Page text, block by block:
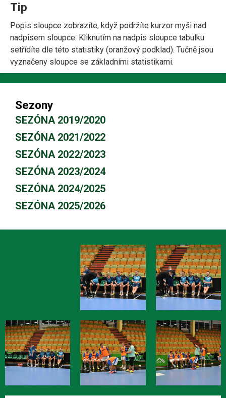
Tip
Popis sloupce zobrazíte, když podržíte kurzor myši nad
nadpisem sloupce. Kliknutím na nadpis sloupce tabulku
setřídíte dle této statistiky (oranžový podklad). Tučně jsou
vyznačeny sloupce se základními statistikami.
Sezony
SEZÓNA 2019/2020
SEZÓNA 2021/2022
SEZÓNA 2022/2023
SEZÓNA 2023/2024
SEZÓNA 2024/2025
SEZÓNA 2025/2026